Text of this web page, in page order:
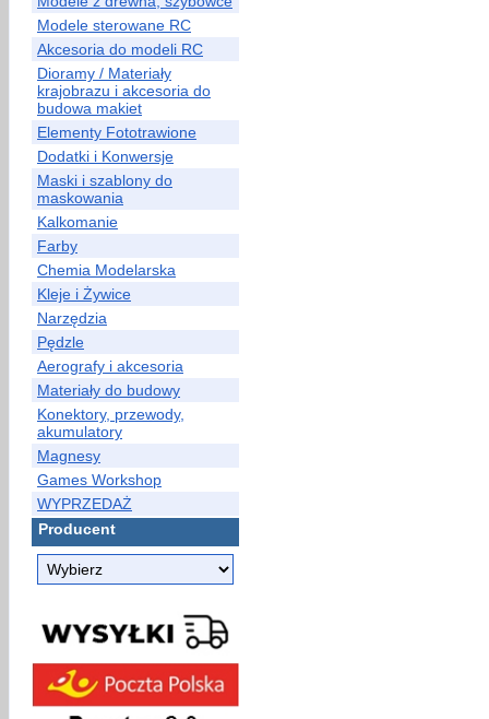
Modele sterowane RC
Akcesoria do modeli RC
Dioramy / Materiały
krajobrazu i akcesoria do
budowa makiet
Elementy Fototrawione
Dodatki i Konwersje
Maski i szablony do
maskowania
Kalkomanie
Farby
Chemia Modelarska
Kleje i Żywice
Narzędzia
Pędzle
Aerografy i akcesoria
Materiały do budowy
Konektory, przewody,
akumulatory
Magnesy
Games Workshop
WYPRZEDAŻ
Producent